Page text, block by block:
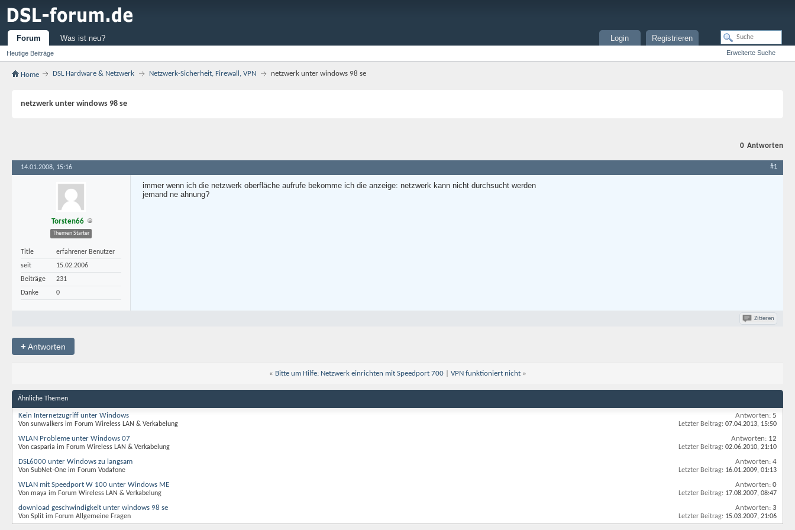
Forum
Heutige Beiträge
Was ist neu? Registrieren
Login
Erweiterte Suche
Home DSL Hardware & Netzwerk Netzwerk-Sicherheit, Firewall, VPN netzwerk unter windows 98 se
netzwerk unter windows 98 se
0 Antworten
14.01.2008, 15:16 #1
Torsten66
Themen Starter
Title
erfahrener Benutzer
seit
15.02.2006
Beiträge
231
Danke
0
immer wenn ich die netzwerk oberfläche aufrufe bekomme ich die anzeige: netzwerk kann nicht durchsucht werden
jemand ne ahnung?
Zitieren
+Antworten
« Bitte um Hilfe: Netzwerk einrichten mit Speedport 700| VPN funktioniert nicht »
Ähnliche Themen
Kein Internetzugriff unter Windows
Von sunwalkers im Forum Wireless LAN & Verkabelung
Antworten: 5
Letzter Beitrag: 07.04.2013, 15:50
WLAN Probleme unter Windows 07
Von casparia im Forum Wireless LAN & Verkabelung
Antworten: 12
Letzter Beitrag: 02.06.2010, 21:10
DSL6000 unter Windows zu langsam
Von SubNet-One im Forum Vodafone
Antworten: 4
Letzter Beitrag: 16.01.2009, 01:13
WLAN mit Speedport W 100 unter Windows ME
Von maya im Forum Wireless LAN & Verkabelung
Antworten: 0
Letzter Beitrag: 17.08.2007, 08:47
download geschwindigkeit unter windows 98 se
Von Split im Forum Allgemeine Fragen
Antworten: 3
Letzter Beitrag: 15.03.2007, 21:06